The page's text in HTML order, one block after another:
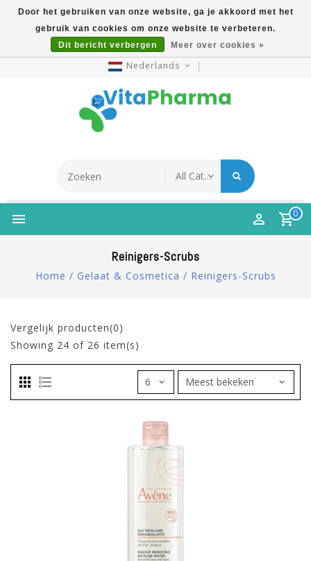
5% Korting Na Aanmelding Op Nieuwsbrief | Gratis
Verzending Vanaf €49 | Online Sinds 2007
Nederlands
0
Reinigers-Scrubs
Home / Gelaat & Cosmetica / Reinigers-Scrubs
Vergelijk producten(0)
Showing 24 of 26 item(s)
Door het gebruiken van onze website, ga je akkoord met het
gebruik van cookies om onze website te verbeteren.
Dit bericht verbergen
Meer over cookies »